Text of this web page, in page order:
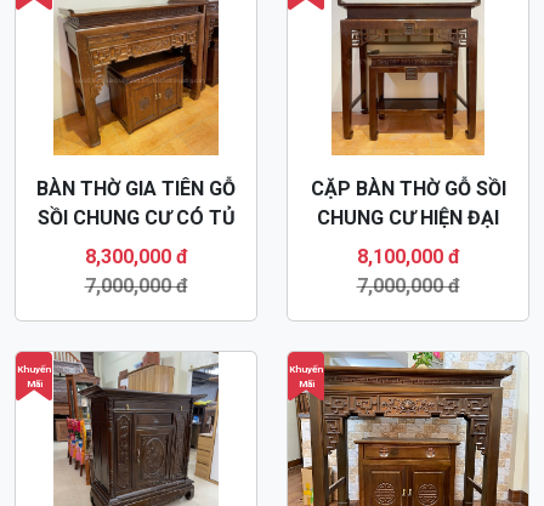
BÀN THỜ GIA TIÊN GỖ
SỒI CHUNG CƯ CÓ TỦ
CƠM BT50
8,300,000 đ
7,000,000 đ
CẶP BÀN THỜ GỖ SỒI
CHUNG CƯ HIỆN ĐẠI
BT51
8,100,000 đ
7,000,000 đ
Khuyến
Mãi
Khuyến
Mãi